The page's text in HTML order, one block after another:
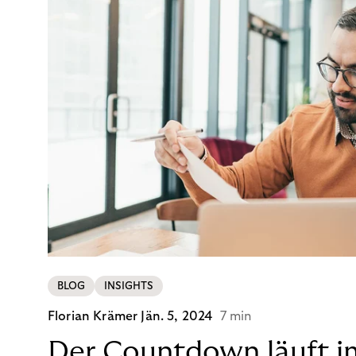
BLOG INSIGHTS
Florian Krämer Jän. 5, 2024 7 min